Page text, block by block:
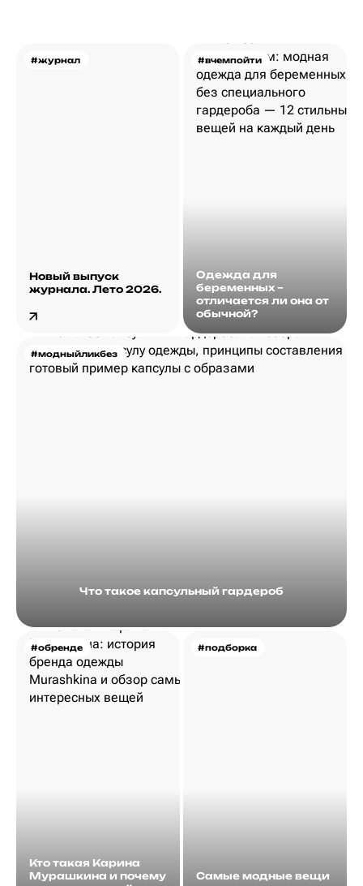
#журнал
Новый выпуск
журнала. Лето 2026.
#вчемпойти
Одежда для
беременных –
отличается ли она от
обычной?
#модныйликбез
Что такое капсульный гардероб
#обренде
Кто такая Карина
Мурашкина и почему
#подборка
Самые модные вещи